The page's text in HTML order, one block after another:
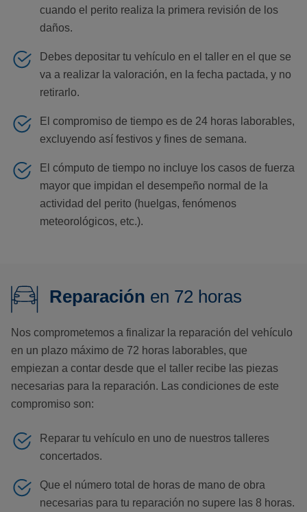
cuando el perito realiza la primera revisión de los
daños.
Debes depositar tu vehículo en el taller en el que se
va a realizar la valoración, en la fecha pactada, y no
retirarlo.
El compromiso de tiempo es de 24 horas laborables,
excluyendo así festivos y fines de semana.
El cómputo de tiempo no incluye los casos de fuerza
mayor que impidan el desempeño normal de la
actividad del perito (huelgas, fenómenos
meteorológicos, etc.).
Reparación en 72 horas
Nos comprometemos a finalizar la reparación del vehículo
en un plazo máximo de 72 horas laborables, que
empiezan a contar desde que el taller recibe las piezas
necesarias para la reparación. Las condiciones de este
compromiso son:
Reparar tu vehículo en uno de nuestros talleres
concertados.
Que el número total de horas de mano de obra
necesarias para tu reparación no supere las 8 horas.